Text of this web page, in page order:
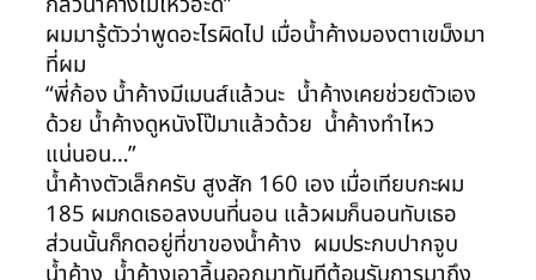
ผมมารู้ตัวว่าพูดอะไรผิดไป เมื่อน้ำค้างมองตาเขม็งมา
ที่ผม
“พี่ก้อง น้ำค้างมีเมนส์แล้วนะ น้ำค้างเคยช่วยตัวเอง
ด้วย น้ำค้างดูหนังโป๊มาแล้วด้วย น้ำค้างทำไหว
แน่นอน…”
น้ำค้างตัวเล็กครับ สูงสัก 160 เอง เมื่อเทียบกะผม
185 ผมกดเธอลงบนที่นอน แล้วผมก็นอนทับเธอ
ส่วนนั้นก็กดอยู่ที่ขาของน้ำค้าง ผมประกบปากจูบ